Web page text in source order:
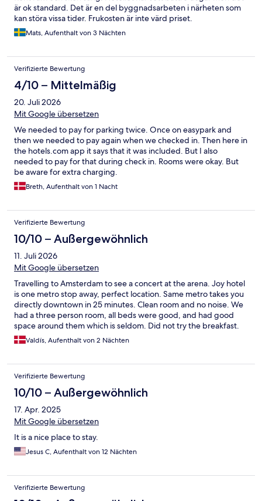
är ok standard. Det är en del byggnadsarbeten i närheten som
kan störa vissa tider. Frukosten är inte värd priset.
Mats, Aufenthalt von 3 Nächten
Verifizierte Bewertung
4/10 – Mittelmäßig
20. Juli 2026
Mit Google übersetzen
We needed to pay for parking twice. Once on easypark and
then we needed to pay again when we checked in. Then here in
the hotels.com app it says that it was included. But I also
needed to pay for that during check in. Rooms were okay. But
be aware for extra charging.
Breth, Aufenthalt von 1 Nacht
Verifizierte Bewertung
10/10 – Außergewöhnlich
11. Juli 2026
Mit Google übersetzen
Travelling to Amsterdam to see a concert at the arena. Joy hotel
is one metro stop away, perfect location. Same metro takes you
directly downtown in 25 minutes. Clean room and no noise. We
had a three person room, all beds were good, and had good
space around them which is seldom. Did not try the breakfast.
Only minus is the deposit that was still reserved on my card
three days after check out.
Valdís, Aufenthalt von 2 Nächten
Verifizierte Bewertung
10/10 – Außergewöhnlich
17. Apr. 2025
Mit Google übersetzen
It is a nice place to stay.
Jesus C, Aufenthalt von 12 Nächten
Verifizierte Bewertung